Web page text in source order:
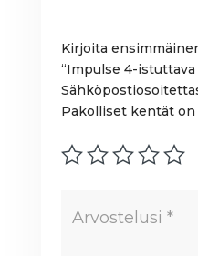
Kirjoita
“Impulse 4-istuttava
Pakolliset kentät